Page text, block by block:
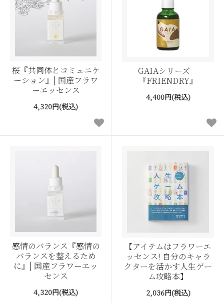
桜『共同体とコミュニケ
ーション』| 国産フラワ
ーエッセンス
4,320円(税込)
GAIAシリーズ
『FRIENDRY』
4,400円(税込)
感情のバランス『感情の
バランスを整えるため
に』| 国産フラワーエッ
センス
4,320円(税込)
【アイテムはフラワーエ
ッセンス! 自分のキャラ
クターを活かす人生ゲー
ム攻略本】
2,036円(税込)